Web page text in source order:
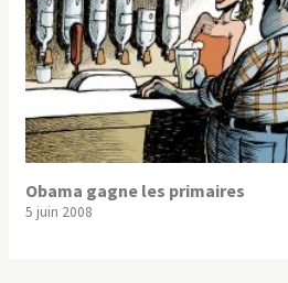
Obama gagne les primaires
5 juin 2008